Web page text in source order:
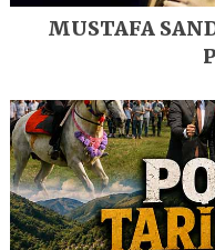
MUSTAFA